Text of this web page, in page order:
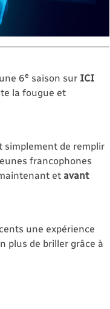
6e saison sur ICI
la fougue et
simplement de remplir
francophones
et avant
une expérience
plus de briller grâce à